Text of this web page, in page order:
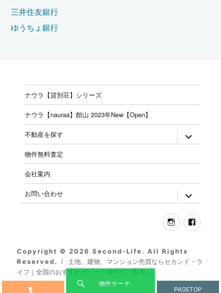
物件サーチ
三井住友銀行
ゆうちょ銀行
ナウラ【貸別荘】シリーズ
ナウラ【nauraa】館山 2023年New【Open】
不動産を探す expand
child
物件無料査定
会社案内
お問い合わせ expand
child
Instagram
Copyright © 2026 Second-Life. All Rights
Reserved.
土地、建物、マンション売買ならセカンド・ラ
イフ｜全国のおすすめリゾート物件をご案内～
PAGETOP